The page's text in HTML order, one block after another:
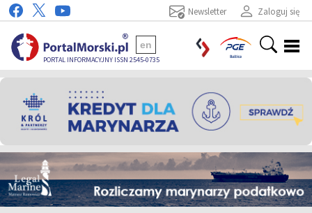
Zaloguj się
Newsletter
PORTAL INFORMACYJNY ISSN 2545-0735
en